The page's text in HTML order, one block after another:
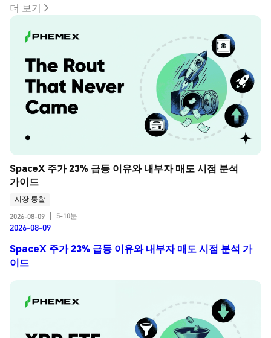
더 보기
SpaceX 주가 23% 급등 이유와 내부자 매도 시점 분석
가이드
시장 통찰
2026-08-09
5-10분
2026-08-09
SpaceX 주가 23% 급등 이유와 내부자 매도 시점 분석 가
이드